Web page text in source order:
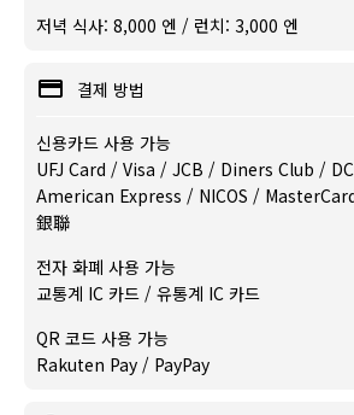
저녁 식사: 8,000 엔 / 런치: 3,000 엔
결제 방법
신용카드 사용 가능
UFJ Card / Visa / JCB / Diners Club /
American Express / NICOS /
銀聯
전자 화폐 사용 가능
교통계 IC 카드 / 유통계 IC 카드
QR 코드 사용 가능
Rakuten Pay / PayPay